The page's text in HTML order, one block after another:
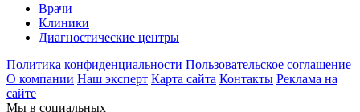
Врачи
Клиники
Диагностические центры
Политика конфиденциальности Пользовательское соглашение
О компании Наш эксперт Карта сайта Контакты Реклама на
сайте
Мы в социальных